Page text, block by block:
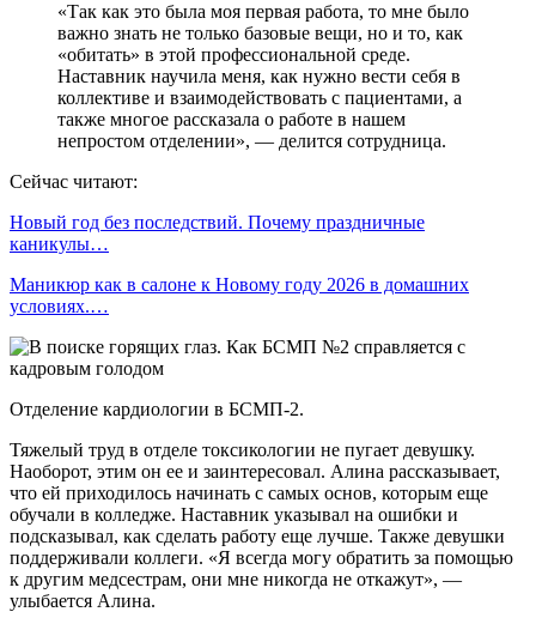
«Так как это была моя первая работа, то мне было
важно знать не только базовые вещи, но и то, как
«обитать» в этой профессиональной среде.
Наставник научила меня, как нужно вести себя в
коллективе и взаимодействовать с пациентами, а
также многое рассказала о работе в нашем
непростом отделении», — делится сотрудница.
Сейчас читают:
Новый год без последствий. Почему праздничные
каникулы…
Маникюр как в салоне к Новому году 2026 в домашних
условиях.…
Отделение кардиологии в БСМП-2.
Тяжелый труд в отделе токсикологии не пугает девушку.
Наоборот, этим он ее и заинтересовал. Алина рассказывает,
что ей приходилось начинать с самых основ, которым еще
обучали в колледже. Наставник указывал на ошибки и
подсказывал, как сделать работу еще лучше. Также девушки
поддерживали коллеги. «Я всегда могу обратить за помощью
к другим медсестрам, они мне никогда не откажут», —
улыбается Алина.